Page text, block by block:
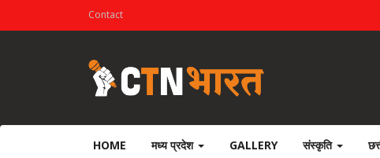
Contact
HOME मध्य प्रदेश GALLERY संस्कृति